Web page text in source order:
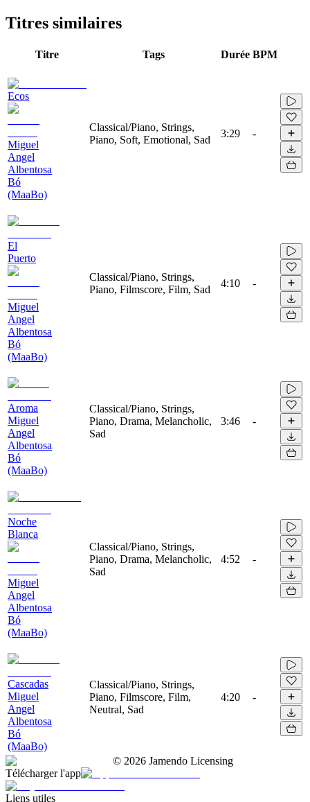
Titres similaires
Titre Tags Durée BPM
Ecos
Miguel
Angel
Albentosa
Bó
(MaaBo)
Classical/Piano, Strings,
Piano, Soft, Emotional, Sad
3:29 -
El
Puerto
Miguel
Angel
Albentosa
Bó
(MaaBo)
Classical/Piano, Strings,
Piano, Filmscore, Film, Sad
4:10 -
Aroma
Miguel
Angel
Albentosa
Bó
(MaaBo)
Classical/Piano, Strings,
Piano, Drama, Melancholic,
Sad
3:46 -
Noche
Blanca
Miguel
Angel
Albentosa
Bó
(MaaBo)
Classical/Piano, Strings,
Piano, Drama, Melancholic,
Sad
4:52 -
Cascadas
Miguel
Angel
Albentosa
Bó
(MaaBo)
Classical/Piano, Strings,
Piano, Filmscore, Film,
Neutral, Sad
4:20 -
© 2026 Jamendo Licensing
Télécharger l'app
Liens utiles